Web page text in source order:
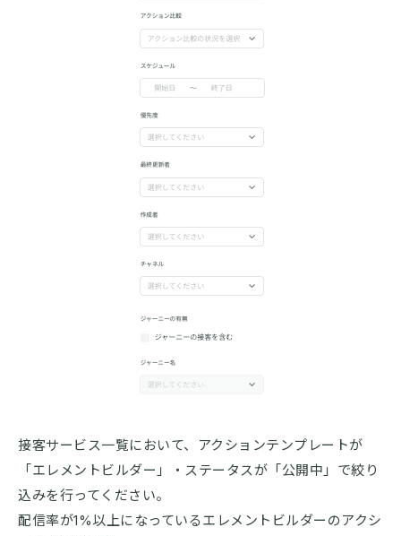
接客サービス一覧において、アクションテンプレートが
「エレメントビルダー」・ステータスが「公開中」で絞り
込みを行ってください。
配信率が1%以上になっているエレメントビルダーのアクシ